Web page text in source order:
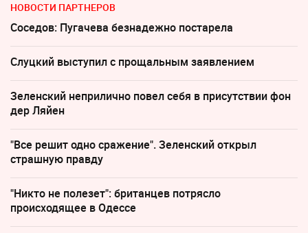
НОВОСТИ ПАРТНЕРОВ
Соседов: Пугачева безнадежно постарела
Слуцкий выступил с прощальным заявлением
Зеленский неприлично повел cебя в присутствии фон
дер Ляйен
"Все решит одно сражение". Зеленский открыл
страшную правду
"Никто не полезет": британцев потрясло
происходящее в Одессе